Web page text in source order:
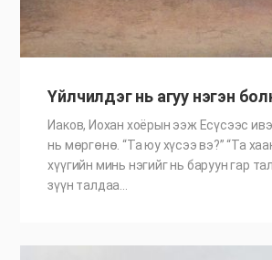
Үйлчилдэг нь агуу нэгэн
Иаков, Иохан хоёрын ээж Есүсээс
нь мөргөнө. “Та юу хүсээ вэ?” “Та
хүүгийн минь нэгийг нь баруун гар
зүүн талдаа…